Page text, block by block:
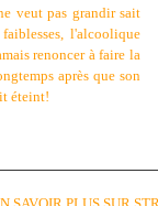
veut pas grandir sait
l'alcoolique
renoncer à faire la
après que son
éteint!